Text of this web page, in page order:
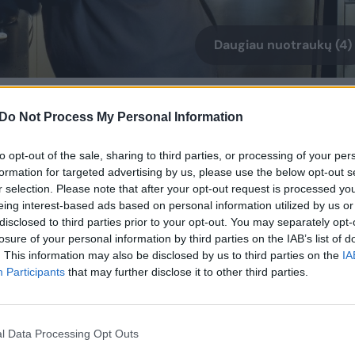
Do Not Process My Personal Information
opt-out of the sale, sharing to third parties, or processing of your
for targeted advertising by us, please use the below opt-out
selection. Please note that after your opt-out request is processed
interest-based ads based on personal information utilized by us
to third parties prior to your opt-out. You may separately
of your personal information by third parties on the IAB’s list of
This information may also be disclosed by us to third parties on the
Participants that may further disclose it to other third parties.
Data Processing Opt Outs
Daugiau nuotraukų (4)
nepalaikyčiau. Mes įsivedėme tam
buvo viskas. Lygiai taip pat
išmokę su juo gyventi, taip, kaukę
kalbėti apie dar kažkokius
galimybių“, – portalui „15min“
naujiems ekonominiams